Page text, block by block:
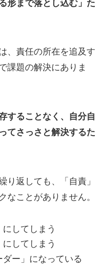
形まで落とし込む」た
、責任の所在を追及す
課題の解決にありま
することなく、自分自
てさっさと解決するた
り返しても、「自責」
なことがありません。
してしまう
してしまう
ー」になっている